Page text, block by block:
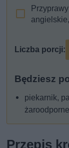
Liczba porcji:
Będziesz
piekarnik,
żaroodporne
Przepis